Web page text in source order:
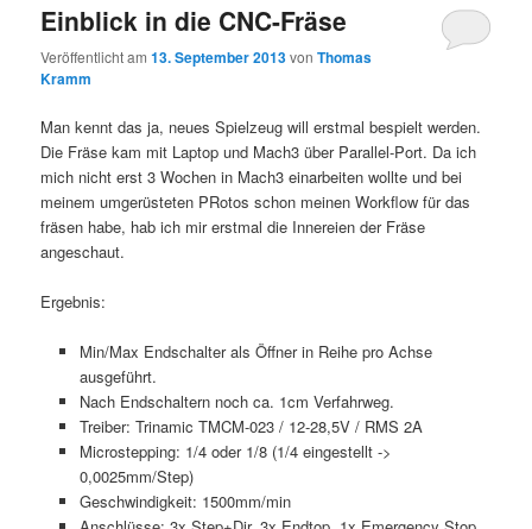
Einblick in die CNC-Fräse
Veröffentlicht am13. September 2013vonThomas
Kramm
Man kennt das ja, neues Spielzeug will erstmal bespielt werden.
Die Fräse kam mit Laptop und Mach3 über Parallel-Port. Da ich
mich nicht erst 3 Wochen in Mach3 einarbeiten wollte und bei
meinem umgerüsteten PRotos schon meinen Workflow für das
fräsen habe, hab ich mir erstmal die Innereien der Fräse
angeschaut.
Ergebnis:
Min/Max Endschalter als Öffner in Reihe pro Achse
ausgeführt.
Nach Endschaltern noch ca. 1cm Verfahrweg.
Treiber: Trinamic TMCM-023 / 12-28,5V / RMS 2A
Microstepping: 1/4 oder 1/8 (1/4 eingestellt ->
0,0025mm/Step)
Geschwindigkeit: 1500mm/min